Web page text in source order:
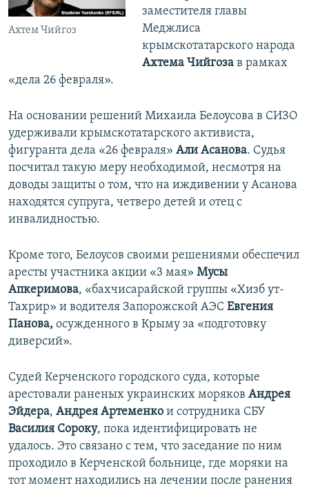
Ахтем Чийгоз
заместителя главы
Меджлиса
крымскотатарского народа
Ахтема Чийгозав рамках
«дела 26 февраля».
На основании решений Михаила Белоусова в СИЗО
удерживали крымскотатарского активиста,
фигуранта дела «26 февраля» Али Асанова. Судья
посчитал такую меру необходимой, несмотря на
доводы защиты о том, что на иждивении у Асанова
находятся супруга, четверо детей и отец с
инвалидностью.
Кроме того, Белоусов своими решениями обеспечил
аресты участника акции «3 мая» Мусы
Апкеримова, «бахчисарайской группы «Хизб ут-
Тахрир» и водителя Запорожской АЭС Евгения
Панова, осужденного в Крыму за «подготовку
диверсий».
Судей Керченского городского суда, которые
арестовали раненых украинских моряков Андрея
Эйдера, Андрея Артеменко и сотрудника СБУ
Василия Сороку, пока идентифицировать не
удалось. Это связано с тем, что заседание по ним
проходило в Керченской больнице, где моряки на
тот момент находились на лечении после ранения